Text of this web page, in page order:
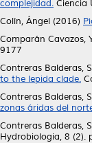
complejidad. Ciencia
Colín, Ángel (2016)
Comparán Cavazos,
9177
Contreras Balderas,
to the lepida clade.
Contreras Balderas,
zonas áridas del
Contreras Balderas,
Hydrobiologia, 8 (2).